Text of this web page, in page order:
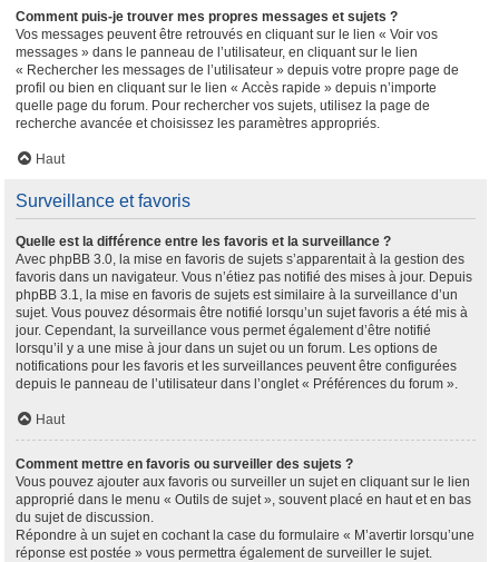
Comment puis-je trouver mes propres messages et sujets ?
Vos messages peuvent être retrouvés en cliquant sur le lien « Voir vos
messages » dans le panneau de l’utilisateur, en cliquant sur le lien
« Rechercher les messages de l’utilisateur » depuis votre propre page de
profil ou bien en cliquant sur le lien « Accès rapide » depuis n’importe
quelle page du forum. Pour rechercher vos sujets, utilisez la page de
recherche avancée et choisissez les paramètres appropriés.
Haut
Surveillance et favoris
Quelle est la différence entre les favoris et la surveillance ?
Avec phpBB 3.0, la mise en favoris de sujets s’apparentait à la gestion des
favoris dans un navigateur. Vous n’étiez pas notifié des mises à jour. Depuis
phpBB 3.1, la mise en favoris de sujets est similaire à la surveillance d’un
sujet. Vous pouvez désormais être notifié lorsqu’un sujet favoris a été mis à
jour. Cependant, la surveillance vous permet également d’être notifié
lorsqu’il y a une mise à jour dans un sujet ou un forum. Les options de
notifications pour les favoris et les surveillances peuvent être configurées
depuis le panneau de l’utilisateur dans l’onglet « Préférences du forum ».
Haut
Comment mettre en favoris ou surveiller des sujets ?
Vous pouvez ajouter aux favoris ou surveiller un sujet en cliquant sur le lien
approprié dans le menu « Outils de sujet », souvent placé en haut et en bas
du sujet de discussion.
Répondre à un sujet en cochant la case du formulaire « M’avertir lorsqu’une
réponse est postée » vous permettra également de surveiller le sujet.